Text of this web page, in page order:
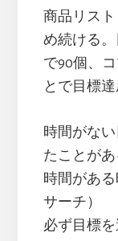
商品リス
め続ける。
で90個、
とで目標
時間がな
たことがあ
時間があ
サーチ）
必ず目標